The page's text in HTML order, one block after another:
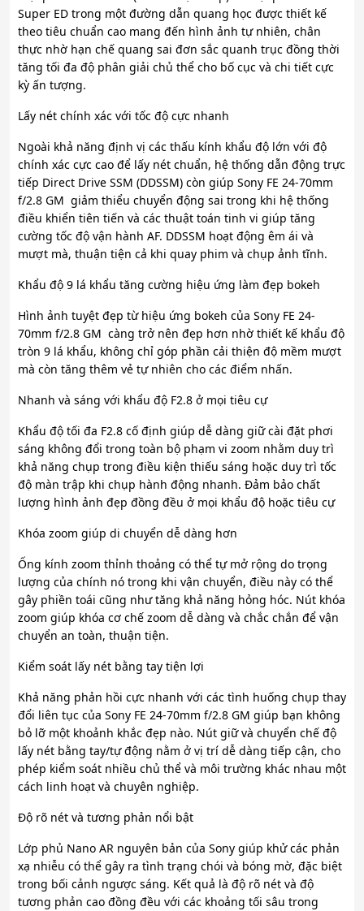
Super ED trong một đường dẫn quang học được thiết kế
theo tiêu chuẩn cao mang đến hình ảnh tự nhiên, chân
thực nhờ hạn chế quang sai đơn sắc quanh trục đồng thời
tăng tối đa độ phân giải chủ thể cho bố cục và chi tiết cực
kỳ ấn tượng.
Lấy nét chính xác với tốc độ cực nhanh
Ngoài khả năng định vị các thấu kính khẩu độ lớn với độ
chính xác cực cao để lấy nét chuẩn, hệ thống dẫn động trực
tiếp Direct Drive SSM (DDSSM) còn giúp Sony FE 24-70mm
f/2.8 GM giảm thiểu chuyển động sai trong khi hệ thống
điều khiển tiên tiến và các thuật toán tinh vi giúp tăng
cường tốc độ vận hành AF. DDSSM hoạt động êm ái và
mượt mà, thuận tiện cả khi quay phim và chụp ảnh tĩnh.
Khẩu độ 9 lá khẩu tăng cường hiệu ứng làm đẹp bokeh
Hình ảnh tuyệt đẹp từ hiệu ứng bokeh của Sony FE 24-
70mm f/2.8 GM càng trở nên đẹp hơn nhờ thiết kế khẩu độ
tròn 9 lá khẩu, không chỉ góp phần cải thiện độ mềm mượt
mà còn tăng thêm vẻ tự nhiên cho các điểm nhấn.
Nhanh và sáng với khẩu độ F2.8 ở mọi tiêu cự
Khẩu độ tối đa F2.8 cố định giúp dễ dàng giữ cài đặt phơi
sáng không đổi trong toàn bộ phạm vi zoom nhằm duy trì
khả năng chụp trong điều kiện thiếu sáng hoặc duy trì tốc
độ màn trập khi chụp hành động nhanh. Đảm bảo chất
lượng hình ảnh đẹp đồng đều ở mọi khẩu độ hoặc tiêu cự
Khóa zoom giúp di chuyển dễ dàng hơn
Ống kính zoom thỉnh thoảng có thể tự mở rộng do trọng
lượng của chính nó trong khi vận chuyển, điều này có thể
gây phiền toái cũng như tăng khả năng hỏng hóc. Nút khóa
zoom giúp khóa cơ chế zoom dễ dàng và chắc chắn để vận
chuyển an toàn, thuận tiện.
Kiểm soát lấy nét bằng tay tiện lợi
Khả năng phản hồi cực nhanh với các tình huống chụp thay
đổi liên tục của Sony FE 24-70mm f/2.8 GM giúp bạn không
bỏ lỡ một khoảnh khắc đẹp nào. Nút giữ và chuyển chế độ
lấy nét bằng tay/tự động nằm ở vị trí dễ dàng tiếp cận, cho
phép kiểm soát nhiều chủ thể và môi trường khác nhau một
cách linh hoạt và chuyên nghiệp.
Độ rõ nét và tương phản nổi bật
Lớp phủ Nano AR nguyên bản của Sony giúp khử các phản
xạ nhiễu có thể gây ra tình trạng chói và bóng mờ, đặc biệt
trong bối cảnh ngược sáng. Kết quả là độ rõ nét và độ
tương phản cao đồng đều với các khoảng tối sâu trong